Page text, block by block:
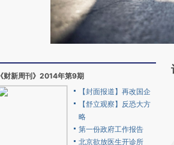
《财新周刊》2014年第9期
【封面报道】再改国企
【舒立观察】反恐大方
略
第一份政府工作报告
北京欲放医生开诊所